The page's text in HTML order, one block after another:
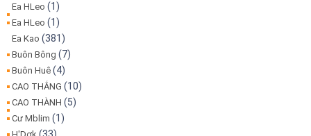
Ea HLeo (1)
Ea HLeo (1)
Ea Kao (381)
Buôn Bông (7)
Buôn Huê (4)
CAO THẮNG (10)
CAO THÀNH (5)
Cư Mblim (1)